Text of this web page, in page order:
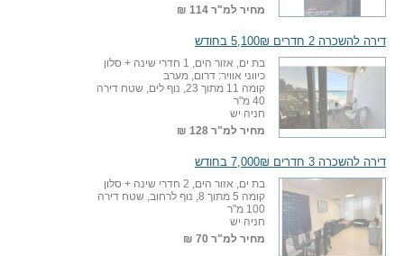
מחיר למ"ר 114 ₪
דירה להשכרה 2 חדרים 5,100₪ בחודש
בת ים, אזור הים, 1 חדרי שינה + סלון
כיווני אוויר: דרום, מערב
קומה 11 מתוך 23, נוף לים, שטח דירה
40 מ"ר
חניה יש
מחיר למ"ר 128 ₪
דירה להשכרה 3 חדרים 7,000₪ בחודש
בת ים, אזור הים, 2 חדרי שינה + סלון
קומה 5 מתוך 8, נוף לרחוב, שטח דירה
100 מ"ר
חניה יש
מחיר למ"ר 70 ₪